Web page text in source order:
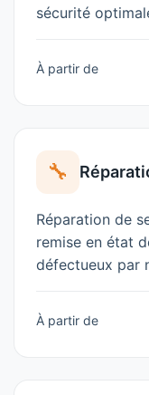
sécurité
À partir de
🔧
Réparation de
remise en état
défectueux par
À partir de